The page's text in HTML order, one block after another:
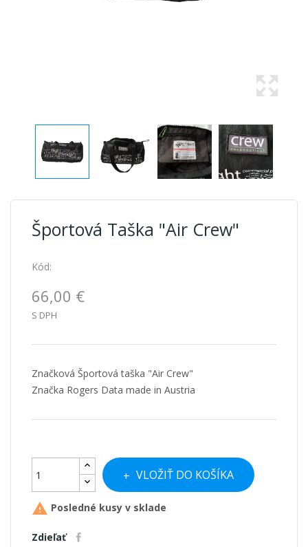
Športová Taška "Air Crew"
Kód:
66,00 €
S DPH
Značková Športová taška "Air Crew"
Značka Rogers Data made in Austria
VLOŽIŤ DO KOŠÍKA
 Posledné kusy v sklade
Zdieľať